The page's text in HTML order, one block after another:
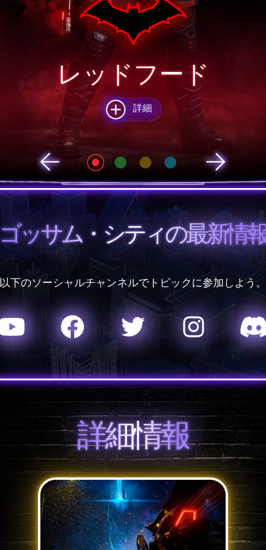
レッドフード
詳細
ッサム・シティの最新情
以下のソーシャルチャンネルでトピックに参加しよう。
詳細情報